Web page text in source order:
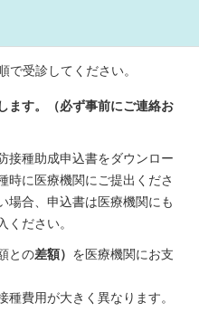
で受診してください。
ます。（必ず事前にご連絡お
接種助成申込書をダウンロー
時に医療機関にご提出くださ
合、申込書は医療機関にも
ください。
との差額） を医療機関にお支
費用が大きく異なります。